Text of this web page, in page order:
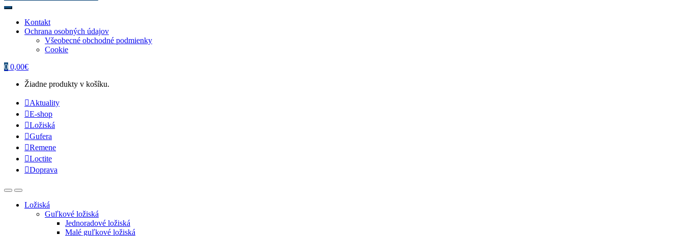
Kontakt
Ochrana osobných údajov
Všeobecné obchodné podmienky
Cookie
0 0,00€
Žiadne produkty v košíku.
Aktuality
E-shop
Ložiská
Gufera
Remene
Loctite
Doprava
Ložiská
Guľkové ložiská
Jednoradové ložiská
Malé guľkové ložiská